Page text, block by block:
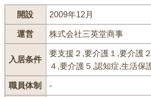
開設 2009年12月
運営 株式会社三英堂商事
入居条件
要支援２,要介護１,要介護
４,要介護５,認知症,生活保
職員体制 -